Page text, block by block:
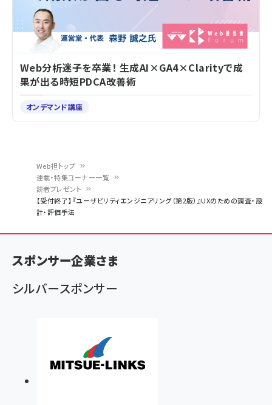
く
Web担トップ
連載・特集コーナー一覧
読者プレゼント
【受付終了】『ユーザビリティエンジニアリング（第2版）』UXのための調査・設
計・評価手法
Web分析迷子を卒業！ 生成AI×GA4×Clarityで成
果が出る時短PDCA改善術
オンデマンド講座
スポンサー企業さま
シルバースポンサー